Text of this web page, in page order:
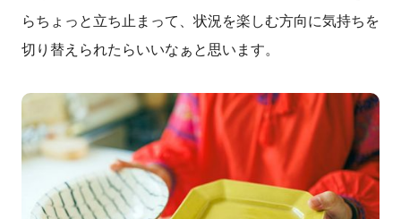
らちょっと立ち止まって、状況を楽しむ方向に気持ちを
切り替え られたらいいなぁと思います。